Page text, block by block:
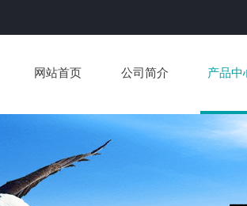
网站首页 公司简介 产品中